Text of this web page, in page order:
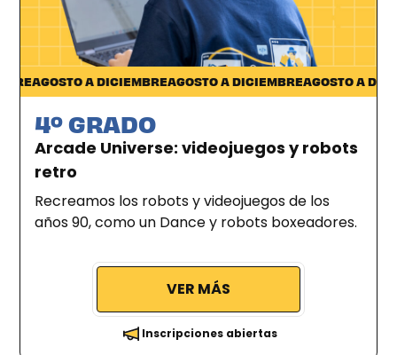
Pocitos
AGOSTO A DICIEMBREAGOSTO A DICIEMBREAGOSTO A
4º GRADO
Arcade Universe: videojuegos y robots
retro
Recreamos los robots y videojuegos de los
años 90, como un Dance y robots boxeadores.
VER MÁS
Inscripciones abiertas